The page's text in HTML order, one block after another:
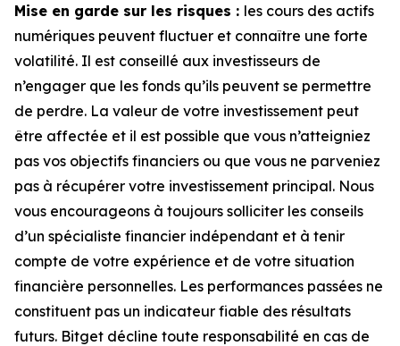
Mise en garde sur les risques : les cours des actifs
numériques peuvent fluctuer et connaître une forte
volatilité. Il est conseillé aux investisseurs de
n’engager que les fonds qu’ils peuvent se permettre
de perdre. La valeur de votre investissement peut
être affectée et il est possible que vous n’atteigniez
pas vos objectifs financiers ou que vous ne parveniez
pas à récupérer votre investissement principal. Nous
vous encourageons à toujours solliciter les conseils
d’un spécialiste financier indépendant et à tenir
compte de votre expérience et de votre situation
financière personnelles. Les performances passées ne
constituent pas un indicateur fiable des résultats
futurs. Bitget décline toute responsabilité en cas de